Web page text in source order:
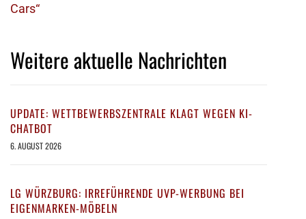
Cars“
Weitere aktuelle Nachrichten
UPDATE: WETTBEWERBSZENTRALE KLAGT WEGEN KI-
CHATBOT
6. AUGUST 2026
LG WÜRZBURG: IRREFÜHRENDE UVP-WERBUNG BEI
EIGENMARKEN-MÖBELN